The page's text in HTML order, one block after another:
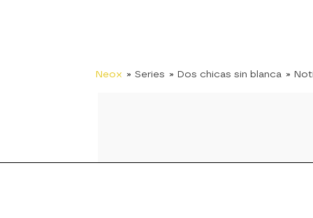
Neox » Series » Dos chicas sin blanca »